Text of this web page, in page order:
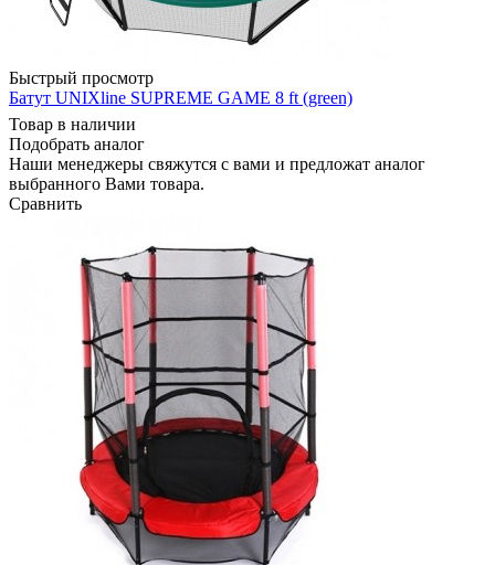
Быстрый просмотр
Батут UNIXline SUPREME GAME 8 ft (green)
Товар в наличии
Подобрать аналог
Наши менеджеры свяжутся с вами и предложат аналог
выбранного Вами товара.
Сравнить